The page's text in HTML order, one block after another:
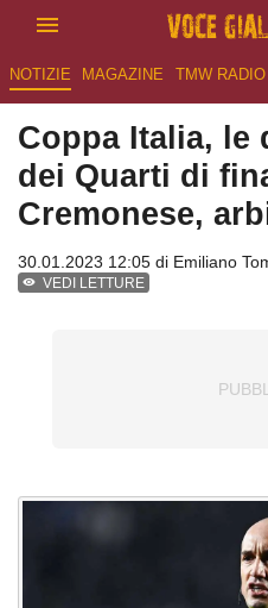
NOTIZIE MAGAZINE TMW RADIO
Coppa Italia, le
dei Quarti di
Cremonese,
30.01.2023 12:05 di Emiliano
VEDI LETTURE